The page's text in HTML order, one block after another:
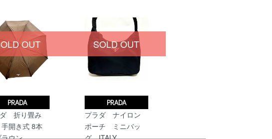
PRADA
折り畳み
開き式 8本
OUT
PRADA
プラダ ナイロン
ポーチ ミニバッ
SOLD OUT